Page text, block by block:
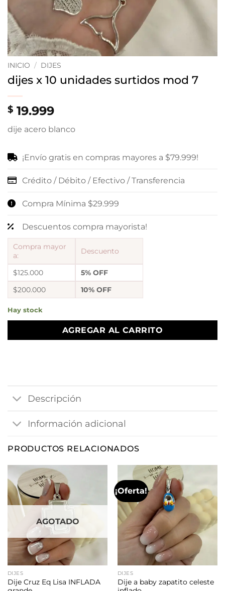
INICIO / DIJES
dijes x 10 unidades surtidos mod 7
$ 19.999
dije acero blanco
¡Envío gratis en compras mayores a $79.999!
Crédito / Débito / Efectivo / Transferencia
Compra Mínima $29.999
Descuentos compra mayorista!
Compra mayor
a:
Descuento
$125.000
5% OFF
$200.000
10% OFF
Hay stock
AGREGAR AL CARRITO
Descripción
Información adicional
PRODUCTOS RELACIONADOS
AGOTADO
DIJES
Dije Cruz Eq Lisa INFLADA
¡Oferta!
DIJES
Dije a baby zapatito celeste